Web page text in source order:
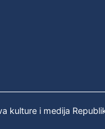
kulture i medija